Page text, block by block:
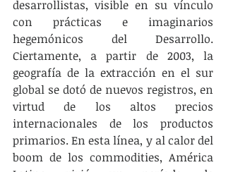
desarrollistas, visible en su vínculo
con prácticas e imaginarios
hegemónicos del Desarrollo.
Ciertamente, a partir de 2003, la
geografía de la extracción en el sur
global se dotó de nuevos registros, en
virtud de los altos precios
internacionales de los productos
primarios. En esta línea, y al calor del
boom de los commodities, América